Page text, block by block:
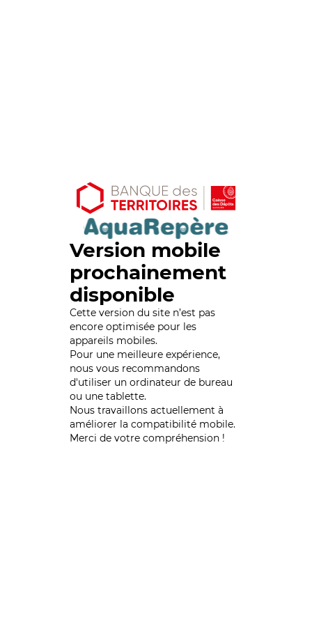
Version mobile
prochainement
disponible
Cette version du site n’est pas
encore optimisée pour les
appareils mobiles.
Pour une meilleure expérience,
nous vous recommandons
d'utiliser un ordinateur de bureau
ou une tablette.
Nous travaillons actuellement à
améliorer la compatibilité mobile.
Merci de votre compréhension !